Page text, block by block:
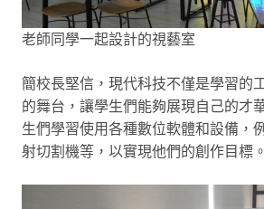
老師同學一起設計的視藝室
簡校長堅信，現代科技不僅是學習的
的舞台，讓學生們能夠展現自己的才
生們學習使用各種數位軟體和設備，
射切割機等，以實現他們的創作目標。